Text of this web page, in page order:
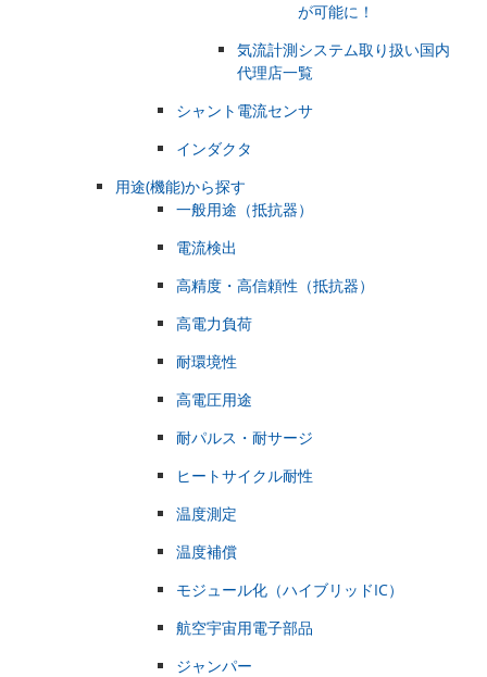
が可能に！
気流計測システム取り扱い国内
代理店一覧
シャント電流センサ
インダクタ
用途(機能)から探す
一般用途（抵抗器）
電流検出
高精度・高信頼性（抵抗器）
高電力負荷
耐環境性
高電圧用途
耐パルス・耐サージ
ヒートサイクル耐性
温度測定
温度補償
モジュール化（ハイブリッドIC）
航空宇宙用電子部品
ジャンパー